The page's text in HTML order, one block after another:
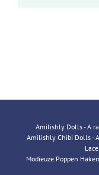
Amilishly Dolls - A
Amilishly Chibi Dolls -
Modieuze Poppen